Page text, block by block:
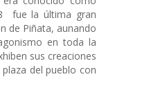
fue la última gran
de Piñata, aunando
en toda la
sus creaciones
del pueblo con